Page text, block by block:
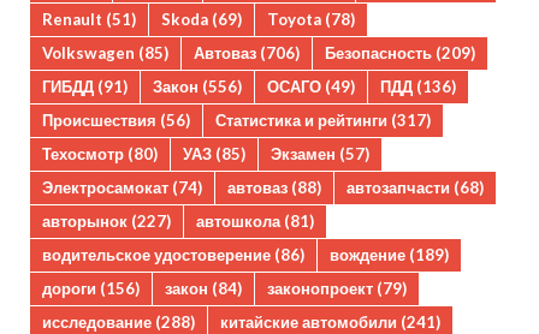
Renault (51) Skoda (69) Toyota (78)
Volkswagen (85) Автоваз (706) Безопасность (209)
ГИБДД (91) Закон (556) ОСАГО (49) ПДД (136)
Происшествия (56) Статистика и рейтинги (317)
Техосмотр (80) УАЗ (85) Экзамен (57)
Электросамокат (74) автоваз (88) автозапчасти (68)
авторынок (227) автошкола(81)
водительское удостоверение (86) вождение (189)
дороги (156) закон (84) законопроект (79)
исследование (288) китайские автомобили (241)